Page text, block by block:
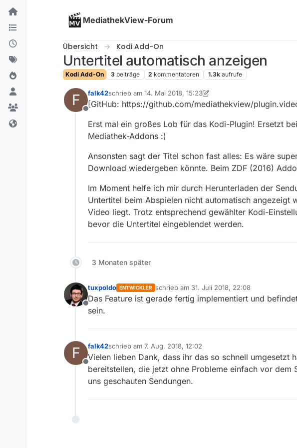
Skip to content
MediathekView-Forum
Übersicht Kodi Add-On
Untertitel automatisch anzeigen
Kodi Add-On 3 beiträge 2 kommentatoren 1.3k aufrufe
F
Offline
falk42schrieb am 14. Mai 2018, 15:23
zuletzt editiert von falk42
[GitHub: https://github.com/mediathekview/
Erst mal ein großes Lob für das Kodi-Plugin! Ersetzt
Mediathek-Addons :)
Ansonsten sagt der Titel schon fast alles: Es wäre
Download wiedergeben könnte. Beim ZDF (2016)
Im Moment helfe ich mir durch Herunterladen der
Untertitel beim Abspielen nicht automatisch
Video liegt. Trotz entsprechend gewählter Kodi-
bevor die Untertitel eingeblendet werden.
3 Monaten später
Offline
tuxpoldo ENTWICKLER schrieb am 31. Juli 2018, 22:08
zuletzt editiert von
Das Feature ist gerade fertig implementiert und
sein.
F
Offline
falk42schrieb am 7. Aug. 2018, 12:02
zuletzt editiert von
Vielen lieben Dank, dass ihr das so schnell umgesetzt
bereitstellen, die jetzt ohne Probleme einfach vor
uns geschauten Sendungen.